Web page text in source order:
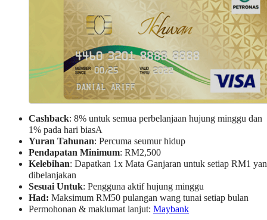
Cashback: 8% untuk semua perbelanjaan hujung minggu dan
1% pada hari biasA
Yuran Tahunan: Percuma seumur hidup
Pendapatan Minimum: RM2,500
Kelebihan: Dapatkan 1x Mata Ganjaran untuk setiap RM1
dibelanjakan
Sesuai Untuk: Pengguna aktif hujung minggu
Had: Maksimum RM50 pulangan wang tunai setiap bulan
Permohonan & maklumat lanjut: Maybank